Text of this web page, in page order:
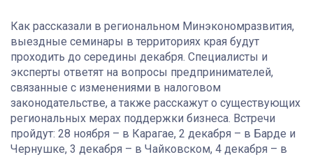
Как рассказали в региональном Минэкономразвития,
выездные семинары в территориях края будут
проходить до середины декабря. Специалисты и
эксперты ответят на вопросы предпринимателей,
связанные с изменениями в налоговом
законодательстве, а также расскажут о существующих
региональных мерах поддержки бизнеса. Встречи
пройдут: 28 ноября – в Карагае, 2 декабря – в Барде и
Чернушке, 3 декабря – в Чайковском, 4 декабря – в